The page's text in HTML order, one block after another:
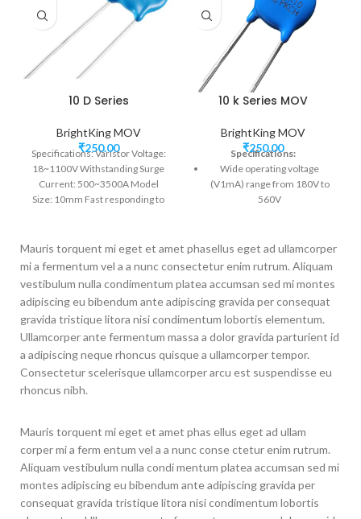
10 D Series
BrightKing MOV
₹250.00
Specifications: Varistor Voltage:
18~1100V Withstanding Surge
Current: 500~3500A Model
Size: 10mm Fast responding to
10 k Series MOV
BrightKing MOV
₹250.00
Specifications:
Wide operating voltage
(V1mA) range from 180V to
560V
Ipp of standard and high
10K(2500/3500A),
14K(4500/6000A),
20K(6500/10000A)
UL, TUV Safety certification
RoHS compliant
Mauris torquent mi eget et amet phasellus eget ad ullamcorper
mi a fermentum vel a a nunc consectetur enim rutrum. Aliquam
vestibulum nulla condimentum platea accumsan sed mi montes
adipiscing eu bibendum ante adipiscing gravida per consequat
gravida tristique litora nisi condimentum lobortis elementum.
Ullamcorper ante fermentum massa a dolor gravida parturient id
a adipiscing neque rhoncus quisque a ullamcorper tempor.
Consectetur scelerisque ullamcorper arcu est suspendisse eu
rhoncus nibh.
Mauris torquent mi eget et amet phas ellus eget ad ullam
corper mi a ferm entum vel a a nunc conse ctetur enim rutrum.
Aliquam vestibulum nulla condi mentum platea accumsan sed mi
montes adipiscing eu bibendum ante adipiscing gravida per
consequat gravida tristique litora nisi condimentum lobortis